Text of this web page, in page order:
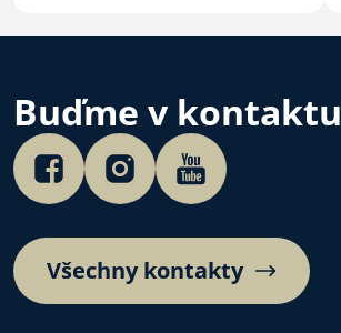
Buďme v kontaktu
Všechny kontakty